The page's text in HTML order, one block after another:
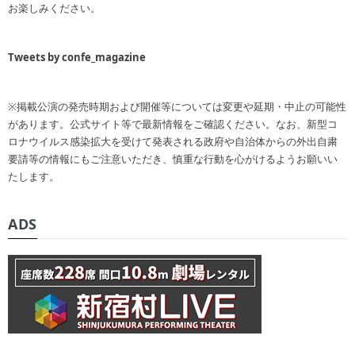
お楽しみください。
Tweets by confe_magazine
※掲載公演の発売時期および開催等については変更や延期・中止の可能性
があります。公式サイト等で最新情報をご確認ください。なお、新型コ
ロナウイルス感染拡大を受けて発表される政府や自治体からの外出自粛
要請等の情報にもご注意いただき、慎重な行動を心がけるようお願いい
たします。
ADS